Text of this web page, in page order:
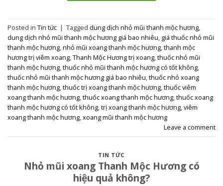
Posted in Tin tức | Tagged dung dịch nhỏ mũi thanh mộc hương,
dung dịch nhỏ mũi thanh mộc hương giá bao nhiêu, giá thuốc nhỏ mũi
thanh mộc hương,nhỏ mũi xoang thanh mộc hương,thanh mộc
hương trị viêm xoang,Thanh Mộc Hương trị xoang,thuốc nhỏ mũi
thanh mộc hương,thuốc nhỏ mũi thanh mộc hương có tốt không,
thuốc nhỏ mũi thanh mộc hương giá bao nhiêu,thuốc nhỏ xoang
thanh mộc hương,thuốc trị xoang thanh mộc hương,thuốc viêm
xoang thanh mộc hương,thuốc xoang thanh mộc hương,thuốc xoang
thanh mộc hương có tốt không,trị xoang thanh mộc hương,viêm
xoang thanh mộc hương,xoang mũi thanh mộc hương
Leave a comment
TIN TỨC
Nhỏ mũi xoang Thanh Mộc Hương có
hiệu quả không?